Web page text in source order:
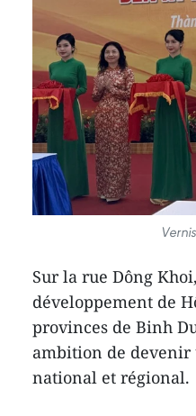
Sur la rue Dông
développement de
provinces de Binh
ambition de devenir
national et régional.